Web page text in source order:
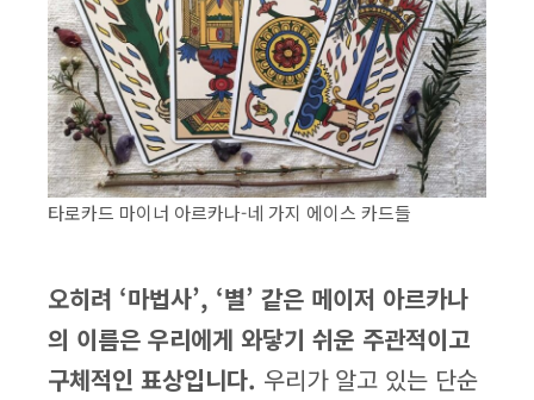
타로카드 마이너 아르카나-네 가지 에이스 카드들
오히려 ‘마법사’, ‘별’ 같은 메이저 아르카나
의 이름은 우리에게 와닿기 쉬운 주관적이고
구체적인 표상입니다. 우리가 알고 있는 단순